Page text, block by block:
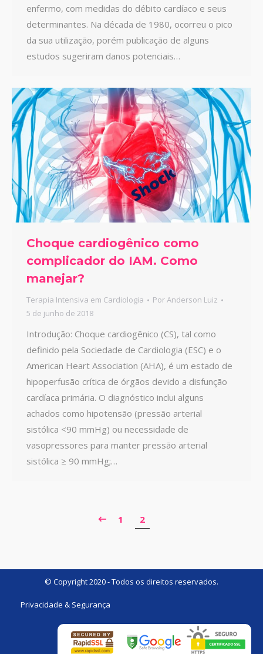
enfermo, com medidas do débito cardíaco e seus
determinantes. Na década de 1980, ocorreu o pico
da sua utilização, porém publicação de alguns
estudos sugeriram danos potenciais…
Choque cardiogênico como
complicador do IAM. Como
manejar?
Terapia Intensiva em Cardiologia PorAnderson Luiz
5 de junho de 2018
Introdução: Choque cardiogênico (CS), tal como
definido pela Sociedade de Cardiologia (ESC) e o
American Heart Association (AHA), é um estado de
hipoperfusão crítica de órgãos devido a disfunção
cardíaca primária. O diagnóstico inclui alguns
achados como hipotensão (pressão arterial
sistólica <90 mmHg) ou necessidade de
vasopressores para manter pressão arterial
sistólica ≥ 90 mmHg;…
1 2
© Copyright 2020 - Todos os direitos reservados.
Privacidade & Segurança